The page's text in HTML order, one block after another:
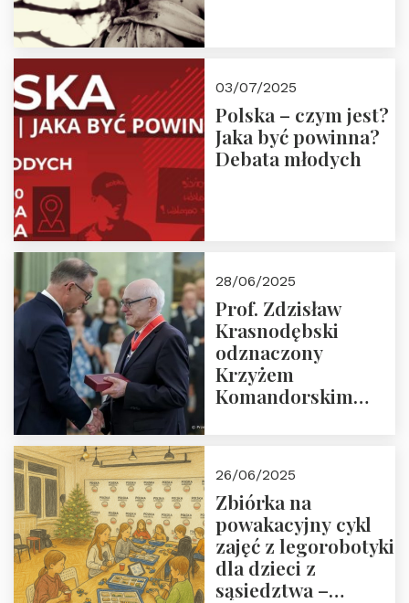
03/07/2025
Polska – czym jest?
Jaka być powinna?
Debata młodych
28/06/2025
Prof. Zdzisław
Krasnodębski
odznaczony
Krzyżem
Komandorskim
26/06/2025
Zbiórka na
powakacyjny cykl
zajęć z legorobotyki
dla dzieci z
sąsiedztwa –